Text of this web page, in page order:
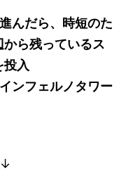
んだら、時短のた
ら残っているス
入
ンフェルノタワー
↓